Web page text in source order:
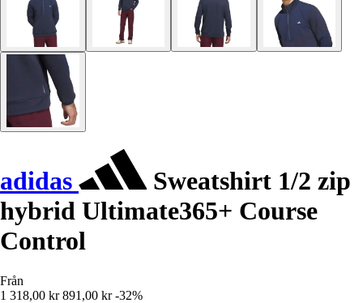
adidas
Sweatshirt 1/2 zip
hybrid Ultimate365+ Course
Control
Från
1 318,00 kr 891,00 kr -32%